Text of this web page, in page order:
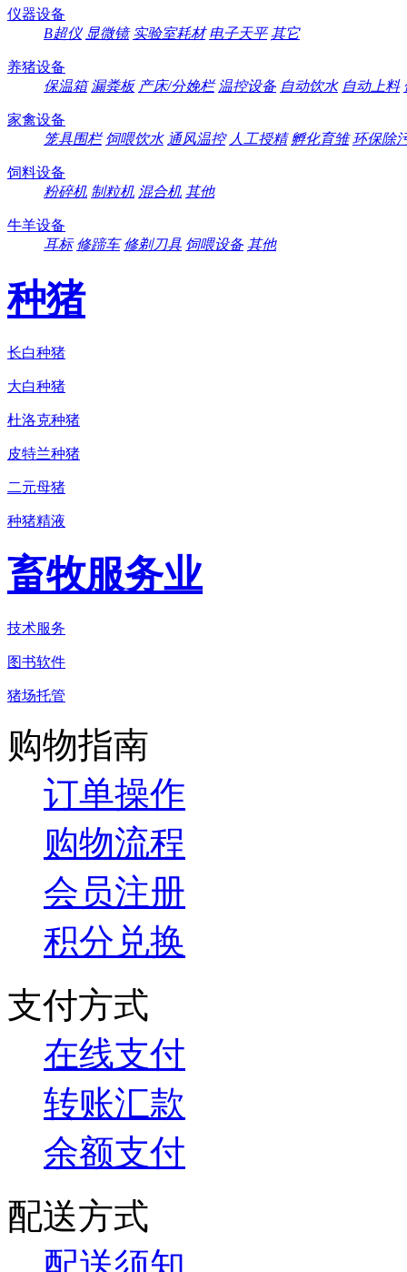
仪器设备
B超仪 显微镜 实验室耗材 电子天平 其它
养猪设备
保温箱 漏粪板 产床/分娩栏 温控设备 自动饮水 自动上料
家禽设备
笼具围栏 饲喂饮水 通风温控 人工授精 孵化育雏 环保除
饲料设备
粉碎机 制粒机 混合机 其他
牛羊设备
耳标 修蹄车 修剃刀具 饲喂设备 其他
种猪
长白种猪
大白种猪
杜洛克种猪
皮特兰种猪
二元母猪
种猪精液
畜牧服务业
技术服务
图书软件
猪场托管
购物指南
订单操作
购物流程
会员注册
积分兑换
支付方式
在线支付
转账汇款
余额支付
配送方式